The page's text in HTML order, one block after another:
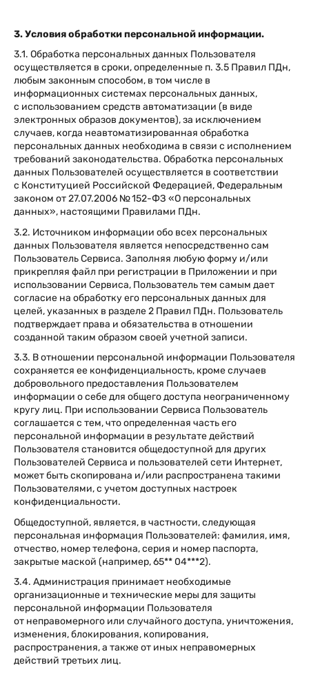
3. Условия обработки персональной информации.
3.1. Обработка персональных данных Пользователя
осуществляется в сроки, определенные п. 3.5 Правил ПДн,
любым законным способом, в том числе в
информационных системах персональных данных,
с использованием средств автоматизации (в виде
электронных образов документов), за исключением
случаев, когда неавтоматизированная обработка
персональных данных необходима в связи с исполнением
требований законодательства. Обработка персональных
данных Пользователей осуществляется в соответствии
с Конституцией Российской Федерацией, Федеральным
законом от 27.07.2006 № 152-ФЗ «О персональных
данных», настоящими Правилами ПДн.
3.2. Источником информации обо всех персональных
данных Пользователя является непосредственно сам
Пользователь Сервиса. Заполняя любую форму и/или
прикрепляя файл при регистрации в Приложении и при
использовании Сервиса, Пользователь тем самым дает
согласие на обработку его персональных данных для
целей, указанных в разделе 2 Правил ПДн. Пользователь
подтверждает права и обязательства в отношении
созданной таким образом своей учетной записи.
3.3. В отношении персональной информации Пользователя
сохраняется ее конфиденциальность, кроме случаев
добровольного предоставления Пользователем
информации о себе для общего доступа неограниченному
кругу лиц. При использовании Сервиса Пользователь
соглашается с тем, что определенная часть его
персональной информации в результате действий
Пользователя становится общедоступной для других
Пользователей Сервиса и пользователей сети Интернет,
может быть скопирована и/или распространена такими
Пользователями, с учетом доступных настроек
конфиденциальности.
Общедоступной, является, в частности, следующая
персональная информация Пользователей: фамилия, имя,
отчество, номер телефона, серия и номер паспорта,
закрытые маской (например, 65** 04***2).
3.4. Администрация принимает необходимые
организационные и технические меры для защиты
персональной информации Пользователя
от неправомерного или случайного доступа, уничтожения,
изменения, блокирования, копирования,
распространения, а также от иных неправомерных
действий третьих лиц.